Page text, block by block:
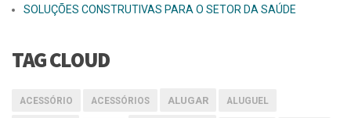
SOLUÇÕES CONSTRUTIVAS PARA O SETOR DA SAÚDE
TAG CLOUD
ACESSÓRIO ACESSÓRIOS ALUGAR ALUGUEL